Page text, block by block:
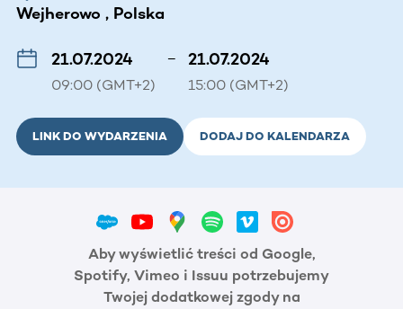
Wejherowo , Polska
21.07.2024
09:00 (GMT+2)
– 21.07.2024
15:00 (GMT+2)
LINK DO WYDARZENIA DODAJ DO KALENDARZA
Aby wyświetlić treści od Google,
Spotify, Vimeo i Issuu potrzebujemy
Twojej dodatkowej zgody na